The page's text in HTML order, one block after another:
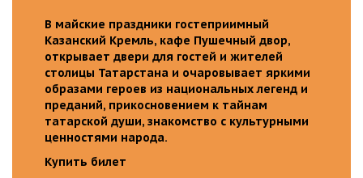
В майские праздники гостеприимный
Казанский Кремль, кафе Пушечный двор,
открывает двери для гостей и жителей
столицы Татарстана и очаровывает яркими
образами героев из национальных легенд и
преданий, прикосновением к тайнам
татарской души, знакомство с культурными
ценностями народа.
Купить билет